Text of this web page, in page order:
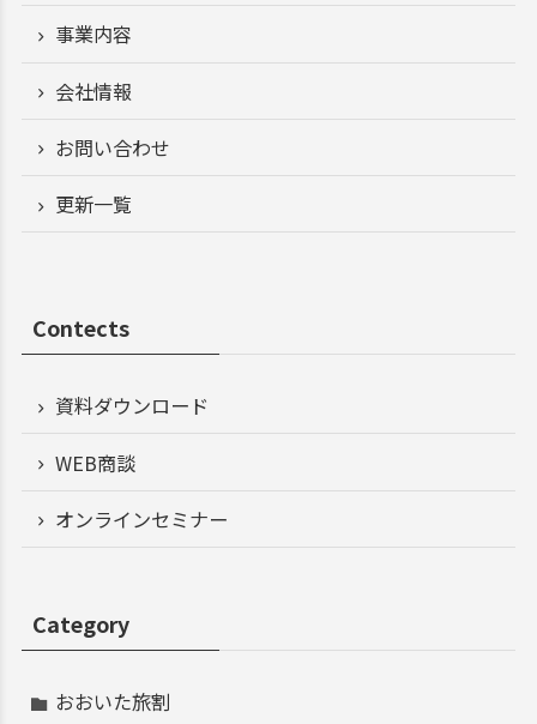
事業内容
会社情報
お問い合わせ
更新一覧
Contects
資料ダウンロード
WEB商談
オンラインセミナー
Category
おおいた旅割